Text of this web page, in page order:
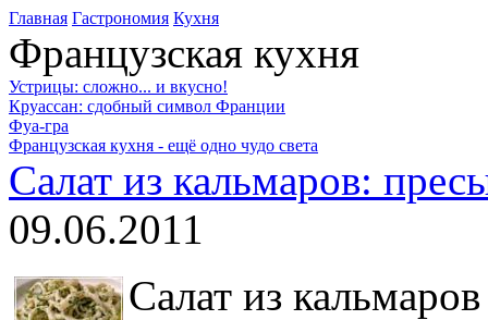
Главная Гастрономия Кухня
Французская кухня
Устрицы: сложно... и вкусно!
Круассан: сдобный символ Франции
Фуа-гра
Французская кухня - ещё одно чудо света
Салат из кальмаров:
09.06.2011
Салат из